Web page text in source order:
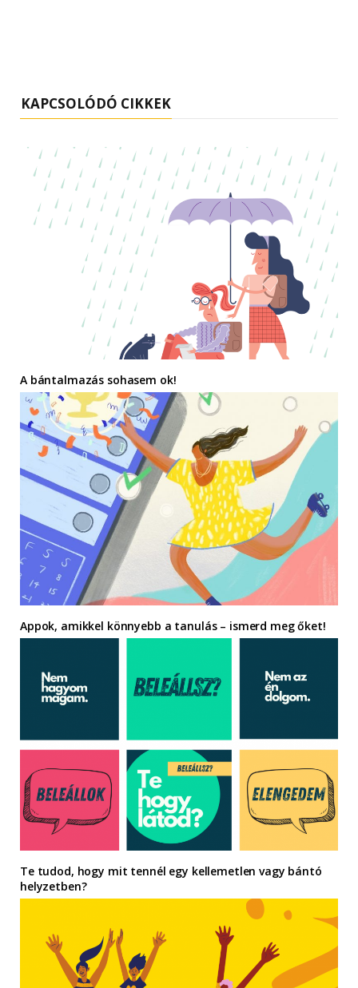
KAPCSOLÓDÓ CIKKEK
A bántalmazás sohasem ok!
Appok, amikkel könnyebb a tanulás – ismerd meg őket!
Te tudod, hogy mit tennél egy kellemetlen vagy bántó
helyzetben?